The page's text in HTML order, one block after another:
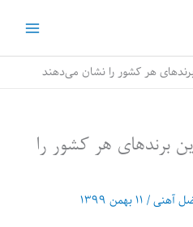
هر کشور را نشان می‌دهند
برندهای هر کشور را
آهنی/ ۱۱ بهمن ۱۳۹۹